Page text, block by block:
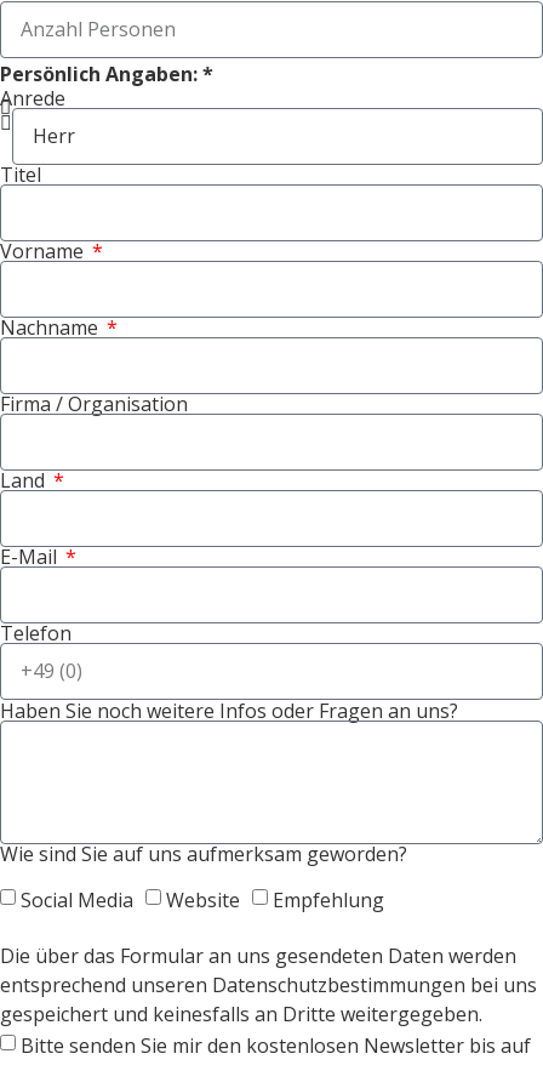
Persönlich Angaben: *
Anrede
Titel
Vorname
Nachname
Firma / Organisation
Land
E-Mail
Telefon
Haben Sie noch weitere Infos oder Fragen an uns?
Wie sind Sie auf uns aufmerksam geworden?
Social Media
Website Empfehlung
Die über das Formular an uns gesendeten Daten werden
entsprechend unseren Datenschutzbestimmungen bei uns
gespeichert und keinesfalls an Dritte weitergegeben.
Bitte senden Sie mir den kostenlosen Newsletter bis auf